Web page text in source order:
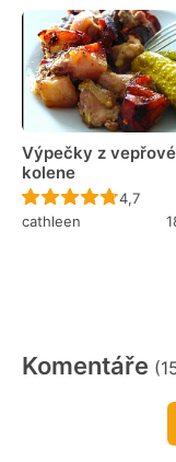
Výpečky z
kolene
Recept
4,7
cathleen
Komentáře